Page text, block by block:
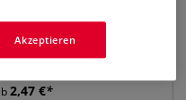
GERSTAECKER
Ergonomischer Detail-
2,47 €
Akzeptieren